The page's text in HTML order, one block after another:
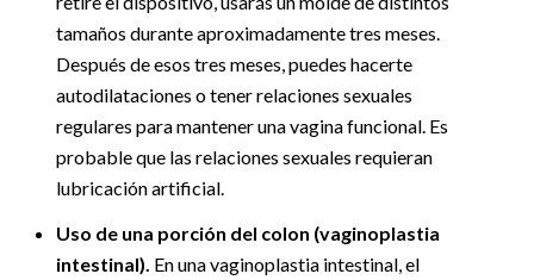
tamaños durante aproximadamente tres meses.
Después de esos tres meses, puedes hacerte
autodilataciones o tener relaciones sexuales
regulares para mantener una vagina funcional. Es
probable que las relaciones sexuales requieran
lubricación artificial.
Uso de una porción del colon (vaginoplastia
intestinal). En una vaginoplastia intestinal, el